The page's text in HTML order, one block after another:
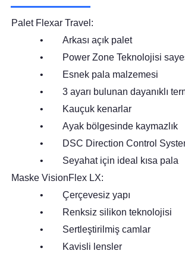
Palet Flexar Travel:
• Arkası açık palet
• Power Zone Teknolojisi
• Esnek pala malzemesi
• 3 ayarı bulunan dayanıklı
• Kauçuk kenarlar
• Ayak bölgesinde kaymazlık
• DSC Direction Control
• Seyahat için ideal kısa pala
Maske VisionFlex LX:
• Çerçevesiz yapı
• Renksiz silikon teknolojisi
• Sertleştirilmiş camlar
• Kavisli lensler